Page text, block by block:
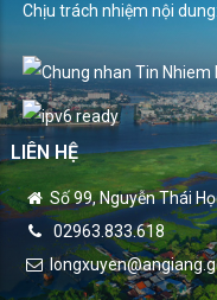
Chịu trách nhiệm nội
LIÊN HỆ
Số 99, Nguyễn Thái
02963.833.618